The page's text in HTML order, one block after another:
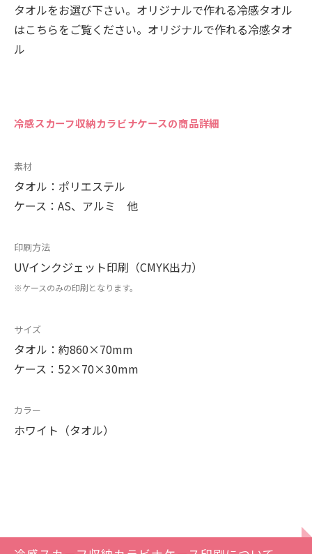
タオルをお選び下さい。オリジナルで作れる冷感タオル
はこちらをご覧ください。オリジナルで作れる冷感タオ
ル
冷感スカーフ収納カラビナケースの商品詳細
素材
タオル：ポリエステル
ケース：AS、アルミ 他
印刷方法
UVインクジェット印刷（CMYK出力）
※ケースのみの印刷となります。
サイズ
タオル：約860×70mm
ケース：52×70×30mm
カラー
ホワイト（タオル）